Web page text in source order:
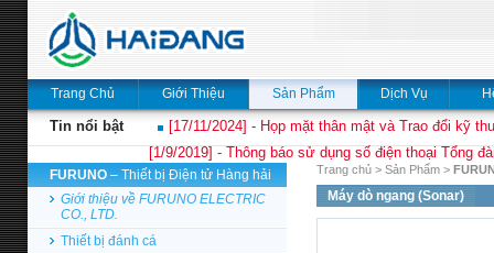
Trang Chủ Giới Thiệu Sản Phẩm Dịch Vụ
Tin nổi bật
[17/11/2024] - Họp mặt thân mật và Trao đổi kỹ
[1/9/2019] - Thông báo sử dụng số điện thoại Tổng
FURUNO – Thiết bị Điện tử Hàng hải
Giới thiệu về FURUNO ELECTRIC
CO., LTD.
Thiết bị đánh cá
Trang chủ > Sản Phẩm >
Máy dò ngang (Sonar)